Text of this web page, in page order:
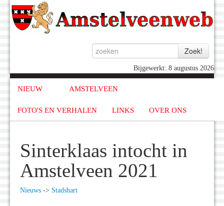
Bijgewerkt: 8 augustus 2026
NIEUW AMSTELVEEN
FOTO'S EN VERHALEN LINKS OVER ONS
Sinterklaas intocht in
Amstelveen 2021
Nieuws -> Stadshart